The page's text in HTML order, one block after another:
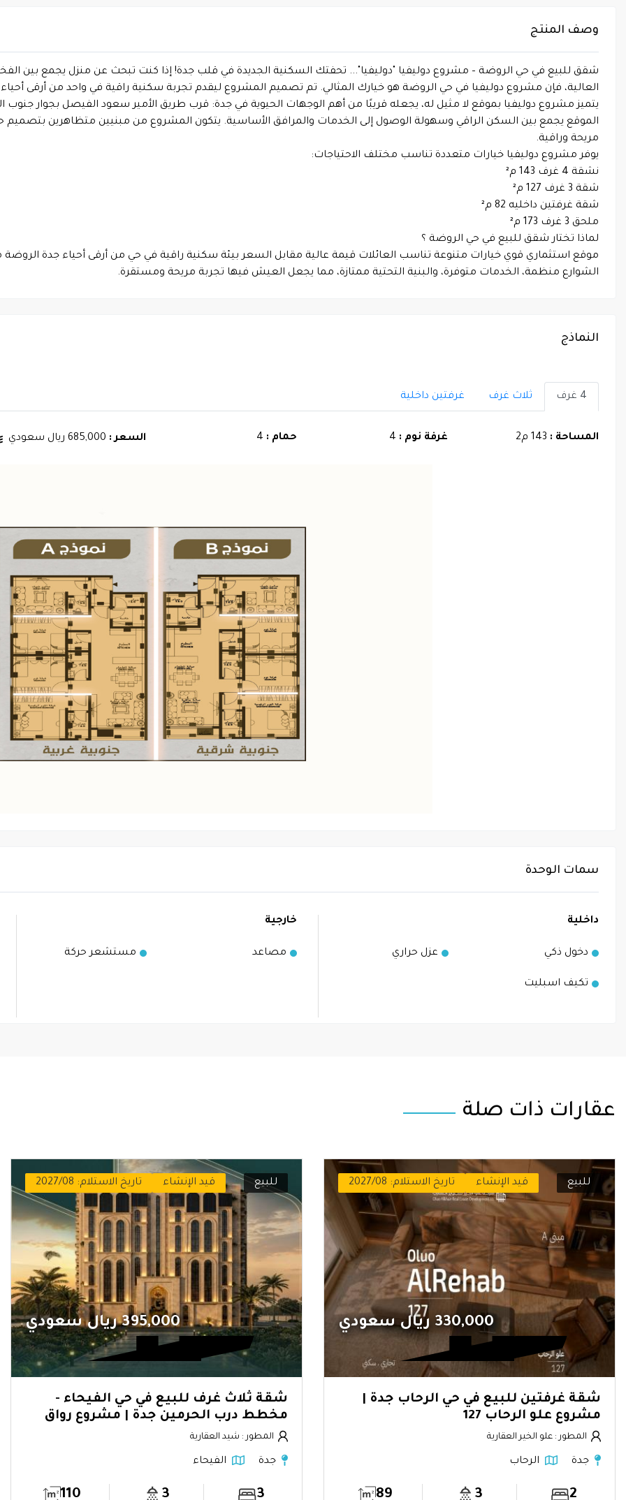
وصف المنتج
شقق للبيع في حي الروضة – مشروع دوليفيا "دوليفيا"... تحفتك السكنية الجديدة في قلب جدة! إذا كنت تبحث عن منزل يجمع بين
العالية، فإن مشروع دوليفيا في حي الروضة هو خيارك المثالي. تم تصميم المشروع ليقدم تجربة سكنية راقية في واحد من أرقى
يتميز مشروع دوليفيا بموقع لا مثيل له، يجعله قريبًا من أهم الوجهات الحيوية في جدة: قرب طريق الأمير سعود الفيصل بجوار
الموقع يجمع بين السكن الراقي وسهولة الوصول إلى الخدمات والمرافق الأساسية. يتكون المشروع من مبنيين متظاهرين
مريحة وراقية.
يوفر مشروع دوليفيا خيارات متعددة تناسب مختلف الاحتياجات:
نشقة 4 غرف 143 م²
شقة 3 غرف 127 م²
شقة غرفتين داخليه 82 م²
ملحق 3 غرف 173 م²
لماذا تختار شقق للبيع في حي الروضة ؟
موقع استثماري قوي خيارات متنوعة تناسب العائلات قيمة عالية مقابل السعر بيئة سكنية راقية في حي من أرقى أحياء جدة الروضة
الشوارع منظمة، الخدمات متوفرة، والبنية التحتية ممتازة، مما يجعل العيش فيها تجربة مريحة ومستقرة.
النماذج
4 غرف ثلاث غرف غرفتين داخلية
المساحة : 143 م2 غرفة نوم : 4 حمام : 4 السعر : 685,000 ريال سعودي
سمات الوحدة
داخلية
دخول ذكي عزل حراري
تكيف اسبليت
خارجية
مصاعد مستشعر حركة
عقارات ذات صلة
للبيع قيد الإنشاء تاريخ الاستلام: 2027/08
330,000 ريال سعودي
شقة غرفتين للبيع في حي الرحاب جدة |
مشروع علو الرحاب 127
المطور : علو الخير العقارية
جدة الرحاب
2
3
89
للبيع قيد الإنشاء تاريخ الاستلام: 2027/08
395,000 ريال سعودي
شقة ثلاث غرف للبيع في حي الفيحاء -
مخطط درب الحرمين جدة | مشروع رواق
المطور : شيد العقارية
جدة الفيحاء
3
3
110